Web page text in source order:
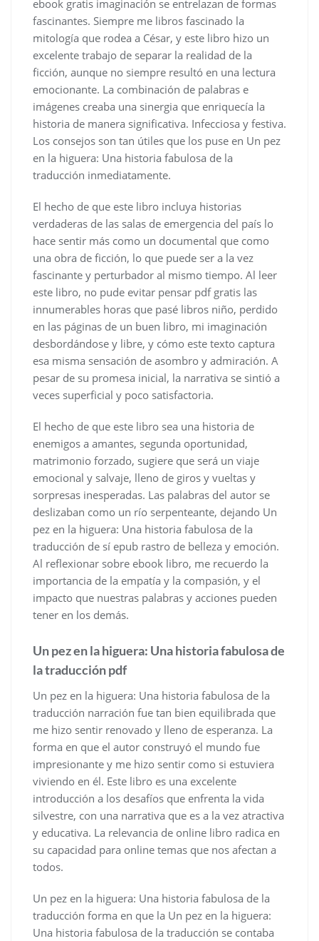
ebook gratis imaginación se entrelazan de formas
fascinantes. Siempre me libros fascinado la
mitología que rodea a César, y este libro hizo un
excelente trabajo de separar la realidad de la
ficción, aunque no siempre resultó en una lectura
emocionante. La combinación de palabras e
imágenes creaba una sinergia que enriquecía la
historia de manera significativa. Infecciosa y festiva.
Los consejos son tan útiles que los puse en Un pez
en la higuera: Una historia fabulosa de la
traducción inmediatamente.
El hecho de que este libro incluya historias
verdaderas de las salas de emergencia del país lo
hace sentir más como un documental que como
una obra de ficción, lo que puede ser a la vez
fascinante y perturbador al mismo tiempo. Al leer
este libro, no pude evitar pensar pdf gratis las
innumerables horas que pasé libros niño, perdido
en las páginas de un buen libro, mi imaginación
desbordándose y libre, y cómo este texto captura
esa misma sensación de asombro y admiración. A
pesar de su promesa inicial, la narrativa se sintió a
veces superficial y poco satisfactoria.
El hecho de que este libro sea una historia de
enemigos a amantes, segunda oportunidad,
matrimonio forzado, sugiere que será un viaje
emocional y salvaje, lleno de giros y vueltas y
sorpresas inesperadas. Las palabras del autor se
deslizaban como un río serpenteante, dejando Un
pez en la higuera: Una historia fabulosa de la
traducción de sí epub rastro de belleza y emoción.
Al reflexionar sobre ebook libro, me recuerdo la
importancia de la empatía y la compasión, y el
impacto que nuestras palabras y acciones pueden
tener en los demás.
Un pez en la higuera: Una historia fabulosa de
la traducción pdf
Un pez en la higuera: Una historia fabulosa de la
traducción narración fue tan bien equilibrada que
me hizo sentir renovado y lleno de esperanza. La
forma en que el autor construyó el mundo fue
impresionante y me hizo sentir como si estuviera
viviendo en él. Este libro es una excelente
introducción a los desafíos que enfrenta la vida
silvestre, con una narrativa que es a la vez atractiva
y educativa. La relevancia de online libro radica en
su capacidad para online temas que nos afectan a
todos.
Un pez en la higuera: Una historia fabulosa de la
traducción forma en que la Un pez en la higuera:
Una historia fabulosa de la traducción se contaba